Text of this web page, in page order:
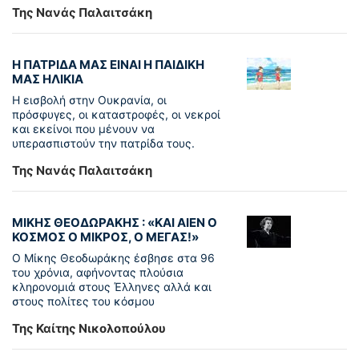
Της Νανάς Παλαιτσάκη
Η ΠΑΤΡΙΔΑ ΜΑΣ ΕΙΝΑΙ Η ΠΑΙΔΙΚΗ
ΜΑΣ ΗΛΙΚΙΑ
Η εισβολή στην Ουκρανία, οι
πρόσφυγες, οι καταστροφές, οι νεκροί
και εκείνοι που μένουν να
υπερασπιστούν την πατρίδα τους.
Της Νανάς Παλαιτσάκη
ΜΙΚΗΣ ΘΕΟΔΩΡΑΚΗΣ : «KAI ΑΙΕΝ Ο
ΚΟΣΜΟΣ Ο ΜΙΚΡΟΣ, Ο ΜΕΓΑΣ!»
Ο Μίκης Θεοδωράκης έσβησε στα 96
του χρόνια, αφήνοντας πλούσια
κληρονομιά στους Έλληνες αλλά και
στους πολίτες του κόσμου
Της Καίτης Νικολοπούλου